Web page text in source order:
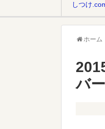
しつけ
ホーム
バ